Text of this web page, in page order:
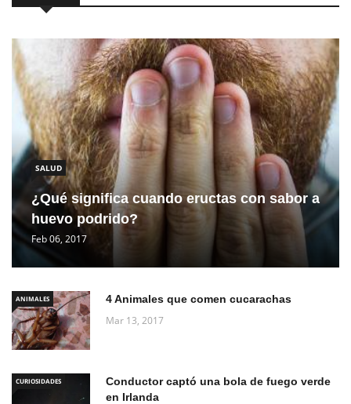
SALUD
¿Qué significa cuando eructas con sabor a
huevo podrido?
Feb 06, 2017
ANIMALES 4 Animales que comen cucarachas
Mar 13, 2017
CURIOSIDADES
Conductor captó una bola de fuego verde
en Irlanda